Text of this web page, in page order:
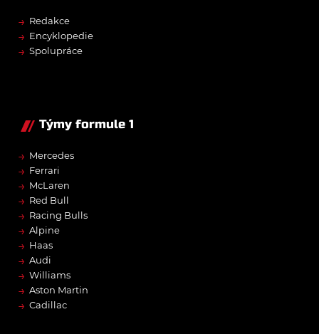
→ Redakce
→ Encyklopedie
→ Spolupráce
Týmy formule 1
→ Mercedes
→ Ferrari
→ McLaren
→ Red Bull
→ Racing Bulls
→ Alpine
→ Haas
→ Audi
→ Williams
→ Aston Martin
→ Cadillac